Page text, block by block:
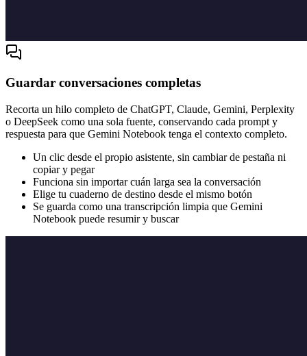
Guardar conversaciones completas
Recorta un hilo completo de ChatGPT, Claude, Gemini, Perplexity
o DeepSeek como una sola fuente, conservando cada prompt y
respuesta para que Gemini Notebook tenga el contexto completo.
Un clic desde el propio asistente, sin cambiar de pestaña ni
copiar y pegar
Funciona sin importar cuán larga sea la conversación
Elige tu cuaderno de destino desde el mismo botón
Se guarda como una transcripción limpia que Gemini
Notebook puede resumir y buscar